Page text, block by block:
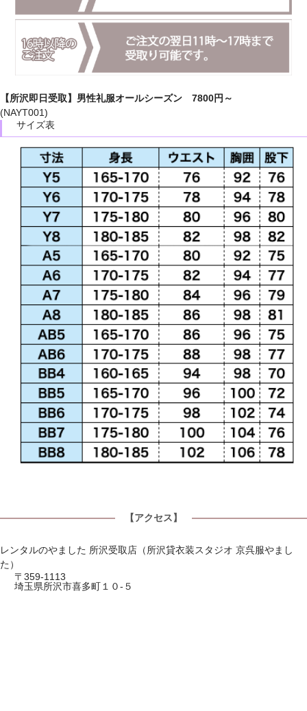
【所沢即日受取】男性礼服オールシーズン 7800円～
(NAYT001)
サイズ表
【アクセス】
レンタルのやました 所沢受取店（所沢貸衣装スタジオ 京呉服やまし
た）
〒359-1113
埼玉県所沢市喜多町１０-５